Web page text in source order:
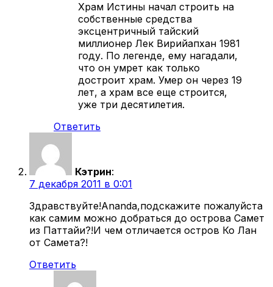
Храм Истины начал строить на
собственные средства
эксцентричный тайский
миллионер Лек Вирийапхан 1981
году. По легенде, ему нагадали,
что он умрет как только
достроит храм. Умер он через 19
лет, а храм все еще строится,
уже три десятилетия.
Ответить
Кэтрин:
7 декабря 2011 в 0:01
Здравствуйте!Ananda,подскажите пожалуйста
как самим можно добраться до острова Самет
из Паттайи?!И чем отличается остров Ко Лан
от Самета?!
Ответить